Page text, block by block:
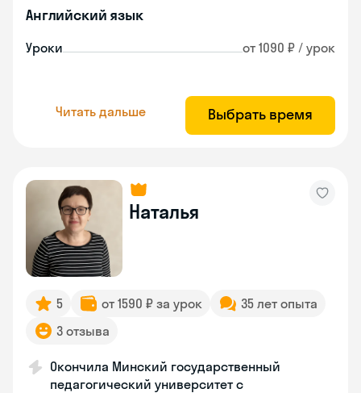
Английский язык
Уроки от 1090 ₽ / урок
Читать дальше Выбрать время
Наталья
5 от 1590 ₽ за урок
35 лет опыта
3 отзыва
Окончила Минский государственный
педагогический университет с